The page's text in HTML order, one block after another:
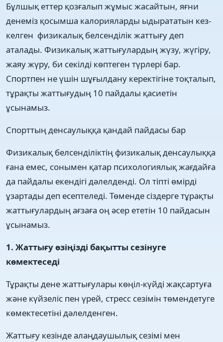
Бұлшық еттер қозғалып жұмыс жасайтын, яғни
денеміз қосымша калорияларды ыдырататын кез-
келген физикалық белсенділік жаттығу деп
аталады. Физикалық жаттығулардың жүзу, жүгіру,
жаяу жүру, би секілді көптеген түрлері бар.
Спортпен не үшін шұғылдану керектігіне тоқталып,
тұрақты жаттығудың 10 пайдалы қасиетін
ұсынамыз.
Спорттың денсаулыққа қандай пайдасы бар
Физикалық белсенділіктің физикалық денсаулыққа
ғана емес, сонымен қатар психологиялық жағдайға
да пайдалы екендігі дәлелденді. Ол тіпті өмірді
ұзартады деп есептеледі. Төменде сіздерге тұрақты
жаттығулардың ағзаға оң әсер ететін 10 пайдасын
ұсынамыз.
1. Жаттығу өзіңізді бақытты сезінуге
көмектеседі
Тұрақты дене жаттығулары көңіл-күйді жақсартуға
және күйзеліс пен үрей, стресс сезімін төмендетуге
көмектесетіні дәлелденген.
Жаттығу кезінде алаңдаушылық сезімі мен